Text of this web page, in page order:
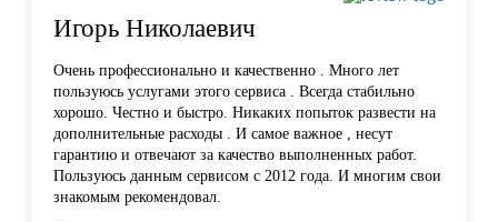
Игорь Николаевич
Очень профессионально и качественно . Много лет
пользуюсь услугами этого сервиса . Всегда стабильно
хорошо. Честно и быстро. Никаких попыток развести на
дополнительные расходы . И самое важное , несут
гарантию и отвечают за качество выполненных работ.
Пользуюсь данным сервисом с 2012 года. И многим свои
знакомым рекомендовал.